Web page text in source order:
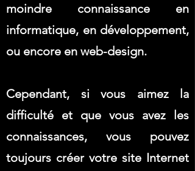
moindre connaissance en
informatique, en développement,
ou encore en web-design.
Cependant, si vous aimez la
difficulté et que vous avez les
connaissances, vous pouvez
toujours créer votre site Internet